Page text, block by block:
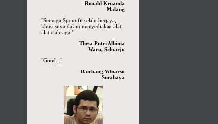
Ronald Kenanda
Malang
"Semoga Sportofit selalu berjaya,
khususnya dalam menyediakan alat-
alat olahraga."
Thesa Putri Albinia
Waru, Sidoarjo
"Good..."
Bambang Winarso
Surabaya